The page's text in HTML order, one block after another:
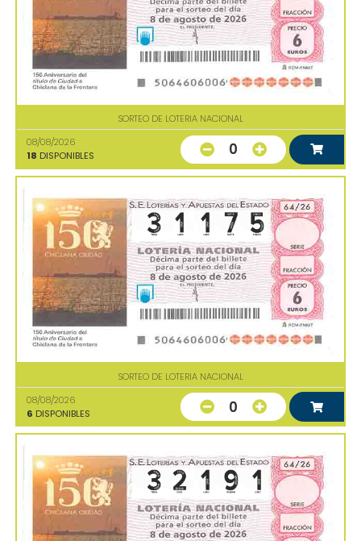
SORTEO DE LOTERIA NACIONAL
08/08/2026
18 DISPONIBLES 0
SORTEO DE LOTERIA NACIONAL
08/08/2026
6 DISPONIBLES 0